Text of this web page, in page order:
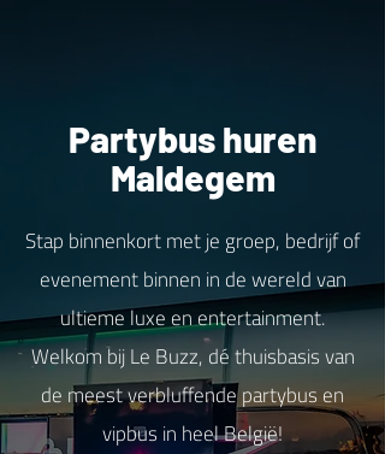
Partybus huren
Maldegem
Stap binnenkort met je groep, bedrijf of
evenement binnen in de wereld van
ultieme luxe en entertainment.
Welkom bij Le Buzz, dé thuisbasis van
de meest verbluffende partybus en
vipbus in heel België!